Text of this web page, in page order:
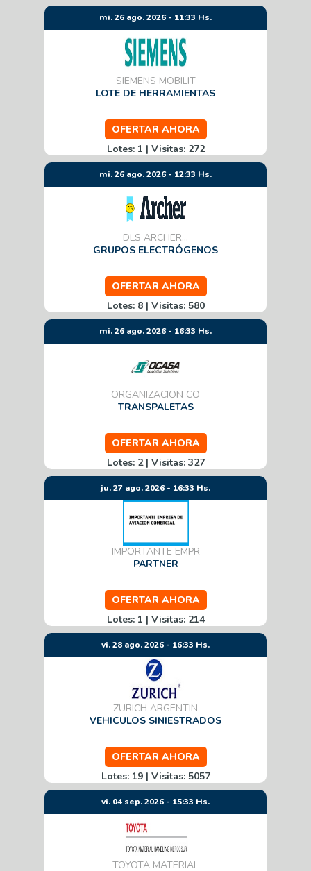
mi. 26 ago. 2026 - 11:33 Hs.
SIEMENS MOBILIT
LOTE DE HERRAMIENTAS
OFERTAR AHORA
Lotes: 1 | Visitas: 272
mi. 26 ago. 2026 - 12:33 Hs.
DLS ARCHER...
GRUPOS ELECTRÓGENOS
OFERTAR AHORA
Lotes: 8 | Visitas: 580
mi. 26 ago. 2026 - 16:33 Hs.
ORGANIZACION CO
TRANSPALETAS
OFERTAR AHORA
Lotes: 2 | Visitas: 327
ju. 27 ago. 2026 - 16:33 Hs.
IMPORTANTE EMPR
PARTNER
OFERTAR AHORA
Lotes: 1 | Visitas: 214
vi. 28 ago. 2026 - 16:33 Hs.
ZURICH ARGENTIN
VEHICULOS SINIESTRADOS
OFERTAR AHORA
Lotes: 19 | Visitas: 5057
vi. 04 sep. 2026 - 15:33 Hs.
TOYOTA MATERIAL